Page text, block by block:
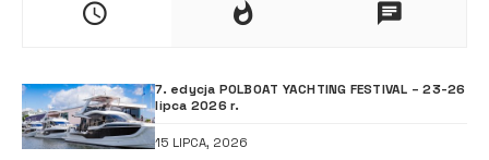
7. edycja POLBOAT YACHTING FESTIVAL – 23-26
lipca 2026 r.
15 LIPCA, 2026